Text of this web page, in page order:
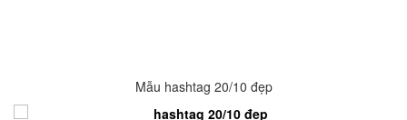
Mẫu hashtag 20/10 đẹp